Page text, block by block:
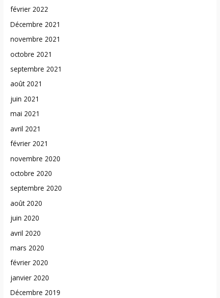
février 2022
Décembre 2021
novembre 2021
octobre 2021
septembre 2021
août 2021
juin 2021
mai 2021
avril 2021
février 2021
novembre 2020
octobre 2020
septembre 2020
août 2020
juin 2020
avril 2020
mars 2020
février 2020
janvier 2020
Décembre 2019